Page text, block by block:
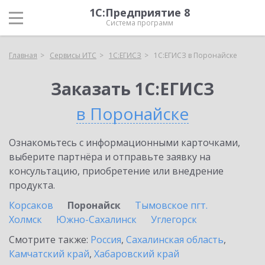
1С:Предприятие 8
Система программ
Главная Сервисы ИТС 1С:ЕГИСЗ 1С:ЕГИСЗ в Поронайске
Заказать 1С:ЕГИСЗ
в Поронайске
Ознакомьтесь с информационными карточками,
выберите партнёра и отправьте заявку на
консультацию, приобретение или внедрение
продукта.
Корсаков
Поронайск
Тымовское пгт.
Холмск
Южно-Сахалинск
Углегорск
Смотрите также: Россия, Сахалинская область,
Камчатский край, Хабаровский край